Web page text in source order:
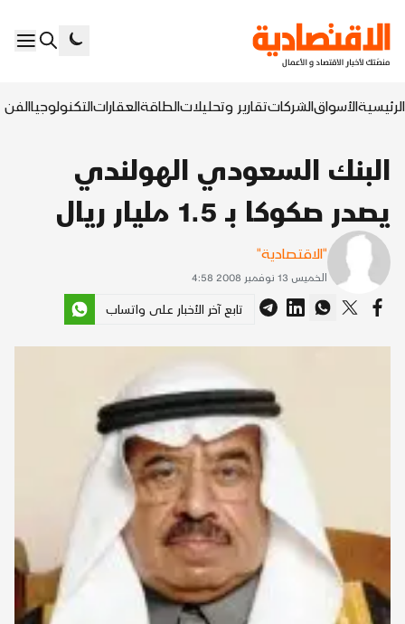
الرئيسيةالأسواقالشركاتتقارير وتحليلاتالطاقةالعقاراتالتكنولوجياالفن
البنك السعودي الهولندي
يصدر صكوكا بـ 1.5 مليار ريال
"الاقتصادية"
الخميس 13 نوفمبر 2008 4:58
تابع آخر الأخبار على واتساب